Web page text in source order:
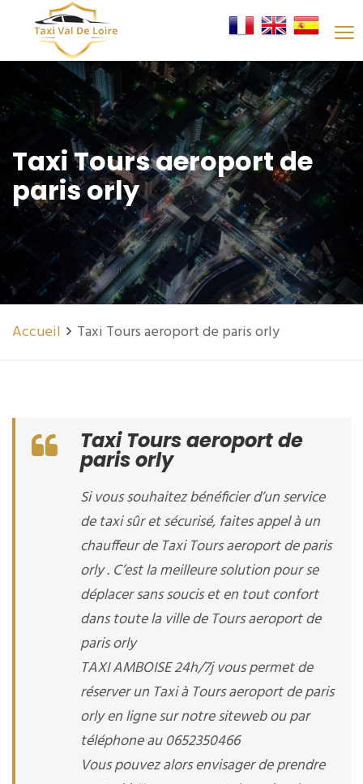
Taxi Tours aeroport de
paris orly
Accueil Taxi Tours aeroport de paris orly
Taxi Tours aeroport de
paris orly
Si vous souhaitez bénéficier d’un service
de taxi sûr et sécurisé, faites appel à un
chauffeur de Taxi Tours aeroport de paris
orly . C’est la meilleure solution pour se
déplacer sans soucis et en tout confort
dans toute la ville de Tours aeroport de
paris orly
TAXI AMBOISE 24h/7j vous permet de
réserver un Taxi à Tours aeroport de paris
orly en ligne sur notre siteweb ou par
téléphone au 0652350466
Vous pouvez alors envisager de prendre